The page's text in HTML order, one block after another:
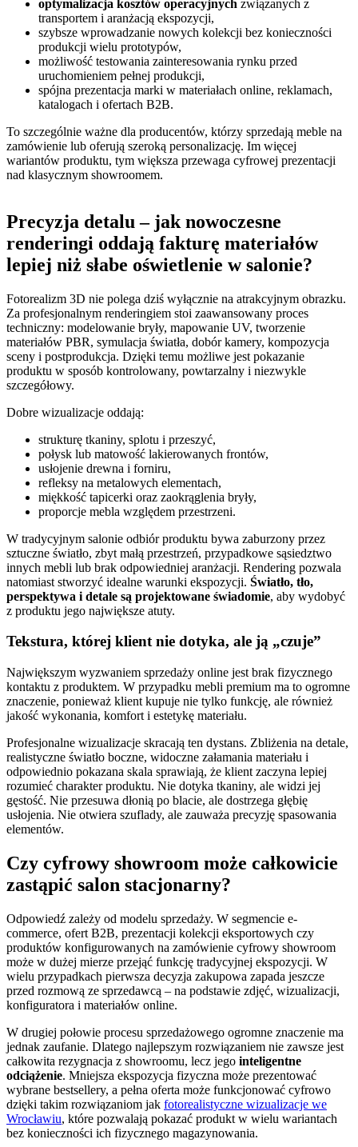
optymalizacja kosztów operacyjnych związanych z
transportem i aranżacją ekspozycji,
szybsze wprowadzanie nowych kolekcji bez konieczności
produkcji wielu prototypów,
możliwość testowania zainteresowania rynku przed
uruchomieniem pełnej produkcji,
spójna prezentacja marki w materiałach online, reklamach,
katalogach i ofertach B2B.
To szczególnie ważne dla producentów, którzy sprzedają meble na
zamówienie lub oferują szeroką personalizację. Im więcej
wariantów produktu, tym większa przewaga cyfrowej prezentacji
nad klasycznym showroomem.
Precyzja detalu – jak nowoczesne
renderingi oddają fakturę materiałów
lepiej niż słabe oświetlenie w salonie?
Fotorealizm 3D nie polega dziś wyłącznie na atrakcyjnym obrazku.
Za profesjonalnym renderingiem stoi zaawansowany proces
techniczny: modelowanie bryły, mapowanie UV, tworzenie
materiałów PBR, symulacja światła, dobór kamery, kompozycja
sceny i postprodukcja. Dzięki temu możliwe jest pokazanie
produktu w sposób kontrolowany, powtarzalny i niezwykle
szczegółowy.
Dobre wizualizacje oddają:
strukturę tkaniny, splotu i przeszyć,
połysk lub matowość lakierowanych frontów,
usłojenie drewna i forniru,
refleksy na metalowych elementach,
miękkość tapicerki oraz zaokrąglenia bryły,
proporcje mebla względem przestrzeni.
W tradycyjnym salonie odbiór produktu bywa zaburzony przez
sztuczne światło, zbyt małą przestrzeń, przypadkowe sąsiedztwo
innych mebli lub brak odpowiedniej aranżacji. Rendering pozwala
natomiast stworzyć idealne warunki ekspozycji. Światło, tło,
perspektywa i detale są projektowane świadomie, aby wydobyć
z produktu jego największe atuty.
Tekstura, której klient nie dotyka, ale ją „czuje”
Największym wyzwaniem sprzedaży online jest brak fizycznego
kontaktu z produktem. W przypadku mebli premium ma to ogromne
znaczenie, ponieważ klient kupuje nie tylko funkcję, ale również
jakość wykonania, komfort i estetykę materiału.
Profesjonalne wizualizacje skracają ten dystans. Zbliżenia na detale,
realistyczne światło boczne, widoczne załamania materiału i
odpowiednio pokazana skala sprawiają, że klient zaczyna lepiej
rozumieć charakter produktu. Nie dotyka tkaniny, ale widzi jej
gęstość. Nie przesuwa dłonią po blacie, ale dostrzega głębię
usłojenia. Nie otwiera szuflady, ale zauważa precyzję spasowania
elementów.
Czy cyfrowy showroom może całkowicie
zastąpić salon stacjonarny?
Odpowiedź zależy od modelu sprzedaży. W segmencie e-
commerce, ofert B2B, prezentacji kolekcji eksportowych czy
produktów konfigurowanych na zamówienie cyfrowy showroom
może w dużej mierze przejąć funkcję tradycyjnej ekspozycji. W
wielu przypadkach pierwsza decyzja zakupowa zapada jeszcze
przed rozmową ze sprzedawcą – na podstawie zdjęć, wizualizacji,
konfiguratora i materiałów online.
W drugiej połowie procesu sprzedażowego ogromne znaczenie ma
jednak zaufanie. Dlatego najlepszym rozwiązaniem nie zawsze jest
całkowita rezygnacja z showroomu, lecz jego inteligentne
odciążenie. Mniejsza ekspozycja fizyczna może prezentować
wybrane bestsellery, a pełna oferta może funkcjonować cyfrowo
dzięki takim rozwiązaniom jak fotorealistyczne wizualizacje we
Wrocławiu, które pozwalają pokazać produkt w wielu wariantach
bez konieczności ich fizycznego magazynowania.